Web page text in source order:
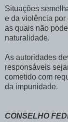
Situações
e da violência por
as quais não
naturalidade.
As autoridades
responsáveis
cometido com
da impunidade.
CONSELHO